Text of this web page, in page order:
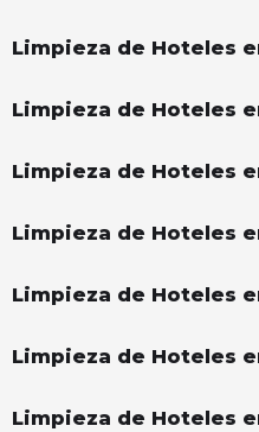
Limpieza de Hoteles
Limpieza de Hoteles
Limpieza de Hoteles
Limpieza de Hoteles
Limpieza de Hoteles
Limpieza de Hoteles
Limpieza de Hoteles